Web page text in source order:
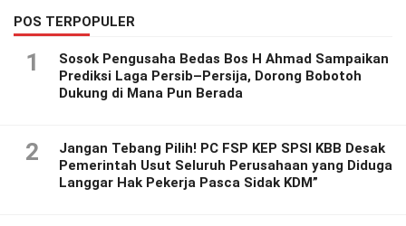
POS TERPOPULER
1
Sosok Pengusaha Bedas Bos H Ahmad Sampaikan
Prediksi Laga Persib–Persija, Dorong Bobotoh
Dukung di Mana Pun Berada
2
Jangan Tebang Pilih! PC FSP KEP SPSI KBB Desak
Pemerintah Usut Seluruh Perusahaan yang Diduga
Langgar Hak Pekerja Pasca Sidak KDM”